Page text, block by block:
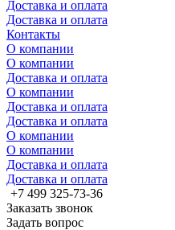
Доставка и оплата
Доставка и оплата
Контакты
О компании
О компании
Доставка и оплата
О компании
Доставка и оплата
Доставка и оплата
О компании
О компании
Доставка и оплата
Доставка и оплата
+7 499 325-73-36
Заказать звонок
Задать вопрос